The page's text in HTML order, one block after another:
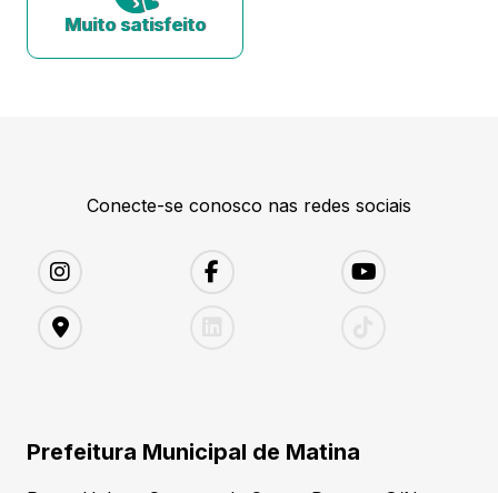
Muito satisfeito
Conecte-se conosco nas redes sociais
Prefeitura Municipal de Matina